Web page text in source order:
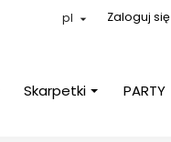
pl  Zaloguj się
Skarpetki PARTY